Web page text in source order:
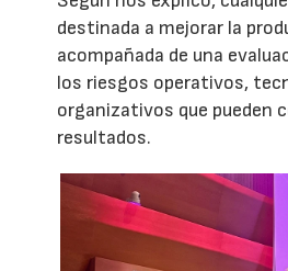
destinada a mejorar la
acompañada de una
los riesgos operativos,
organizativos que pueden
resultados.